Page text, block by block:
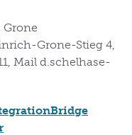
Grone
Grone-Stieg 4,
Mail d.schelhase-
Bridge